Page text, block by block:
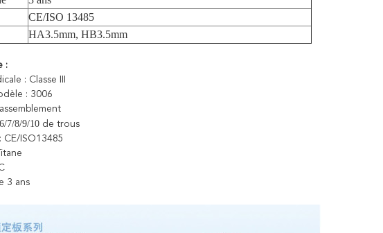
CE/ISO 13485
HA3.5mm, HB3.5mm
:
: Classe III
: 3006
7/8/9/10 de trous
CE/ISO13485
3 ans